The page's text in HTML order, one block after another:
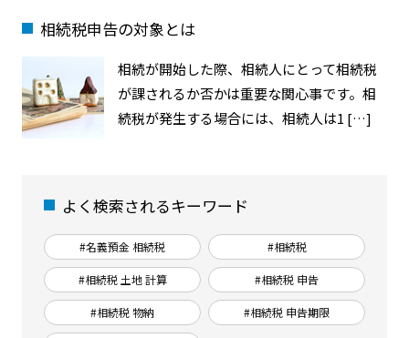
相続税申告の対象とは
相続が開始した際、相続人にとって相続税
が課されるか否かは重要な関心事です。相
続税が発生する場合には、相続人は1 […]
よく検索されるキーワード
#名義預金 相続税 #相続税
#相続税 土地 計算 #相続税 申告
#相続税 物納 #相続税 申告期限